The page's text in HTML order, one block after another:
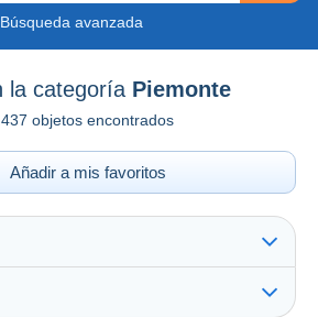
Búsqueda avanzada
la categoría Piemonte
objetos encontrados
Añadir a mis favoritos